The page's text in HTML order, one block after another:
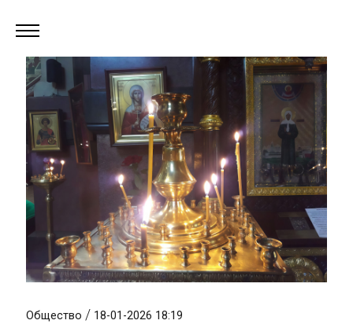
Общество / 18-01-2026 18:19